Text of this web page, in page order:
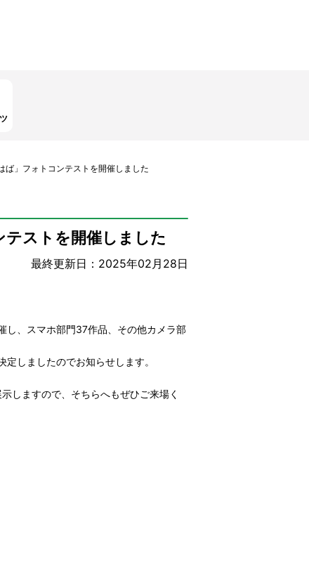
ば」フォトコンテストを開催しました
テストを開催しました
最終更新日：2025年02月28日
し、スマホ部門37作品、その他カメラ部
しましたのでお知らせします。
しますので、そちらへもぜひご来場く